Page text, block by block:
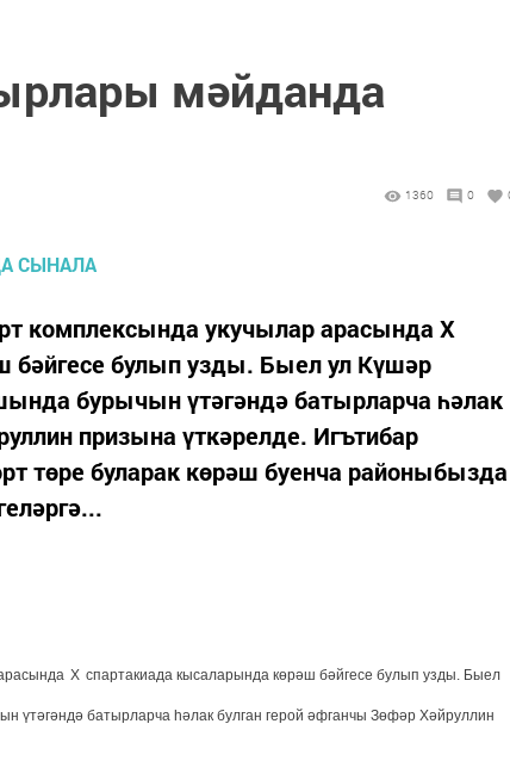
мәйданда
1360 0
комплексында укучылар арасында X
бәйгесе булып узды. Быел ул Күшәр
бурычын үтәгәндә батырларча һәлак
призына үткәрелде. Игътибар
төре буларак көрәш буенча районыбызда
X спартакиада кысаларында көрәш бәйгесе булып узды. Быел
үтәгәндә батырларча һәлак булган герой әфганчы Зөфәр Хәйруллин